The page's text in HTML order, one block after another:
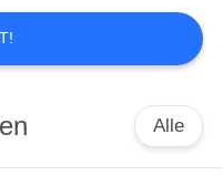
Alle